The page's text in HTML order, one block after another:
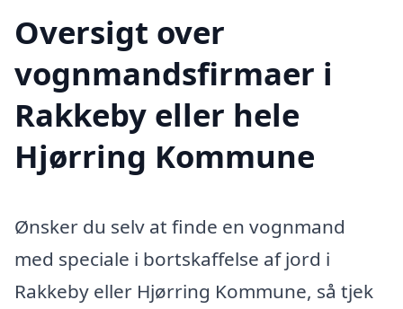
Oversigt over
vognmandsfirmaer i
Rakkeby eller hele
Hjørring Kommune
Ønsker du selv at finde en vognmand
med speciale i bortskaffelse af jord i
Rakkeby eller Hjørring Kommune, så tjek